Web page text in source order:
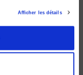
Afficher les détails